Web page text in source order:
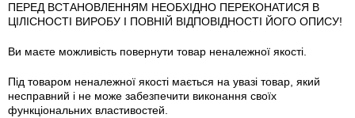
ПЕРЕД ВСТАНОВЛЕННЯМ НЕОБХІДНО ПЕРЕКОНАТИСЯ В
ЦІЛІСНОСТІ ВИРОБУ І ПОВНІЙ ВІДПОВІДНОСТІ ЙОГО ОПИСУ!
Ви маєте можливість повернути товар неналежної якості.
Під товаром неналежної якості мається на увазі товар, який
несправний і не може забезпечити виконання своїх
функціональних властивостей.